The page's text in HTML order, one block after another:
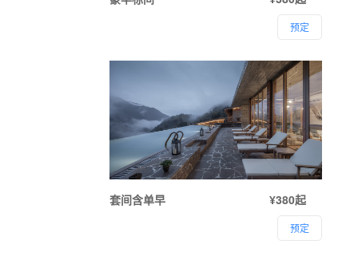
预定
套间含单早 ¥380起
预定